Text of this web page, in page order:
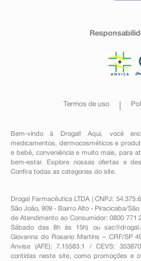
Termos de uso
Bem-vindo à Drogal! Aqui, você
medicamentos , dermocosméticos e
e bebê, conveniênciae muito mais, para
bem-estar. Explore nossas ofertas e
Confira todas as categorias do site.
Drogal Farmacêutica LTDA | CNPJ:
São João, 909 - Bairro Alto - Piracicaba/
de Atendimento ao Consumidor: 0800 771
Sábado das 8h às 15h) ou
Giovanna do Rosario Martins – CRF/SP
Anvisa (AFE): 7.15583.1 / CEVS:
contidas neste site, como promoções e